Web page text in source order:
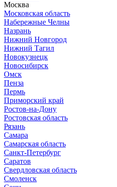
Москва
Московская область
Набережные Челны
Назрань
Нижний Новгород
Нижний Тагил
Новокузнецк
Новосибирск
Омск
Пенза
Пермь
Приморский край
Ростов-на-Дону
Ростовская область
Рязань
Самара
Самарская область
Санкт-Петербург
Саратов
Свердловская область
Смоленск